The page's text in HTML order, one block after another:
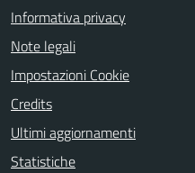
Informativa privacy
Note legali
Impostazioni Cookie
Credits
Ultimi aggiornamenti
Statistiche